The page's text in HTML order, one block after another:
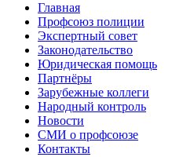
Главная
Профсоюз полиции
Экспертный совет
Законодательство
Юридическая помощь
Партнёры
Зарубежные коллеги
Народный контроль
Новости
СМИ о профсоюзе
Контакты